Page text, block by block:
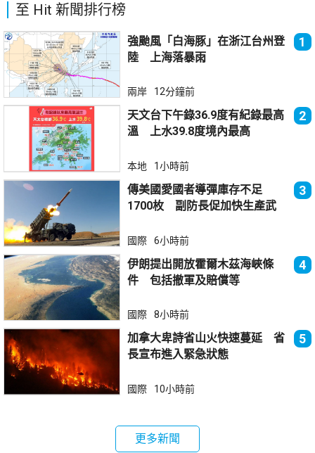
至 Hit 新聞排行榜
強颱風「白海豚」在浙江台州登
陸 上海落暴雨
1
兩岸 12分鐘前
天文台下午錄36.9度有紀錄最高
溫 上水39.8度境內最高
2
本地 1小時前
傳美國愛國者導彈庫存不足
1700枚 副防長促加快生產武
3
國際 6小時前
伊朗提出開放霍爾木茲海峽條
件 包括撤軍及賠償等
4
國際 8小時前
加拿大卑詩省山火快速蔓延 省
長宣布進入緊急狀態
5
國際 10小時前
更多新聞